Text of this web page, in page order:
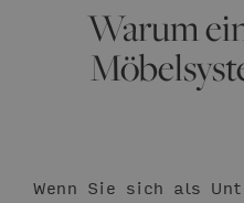
Warum
Wenn Sie sich als